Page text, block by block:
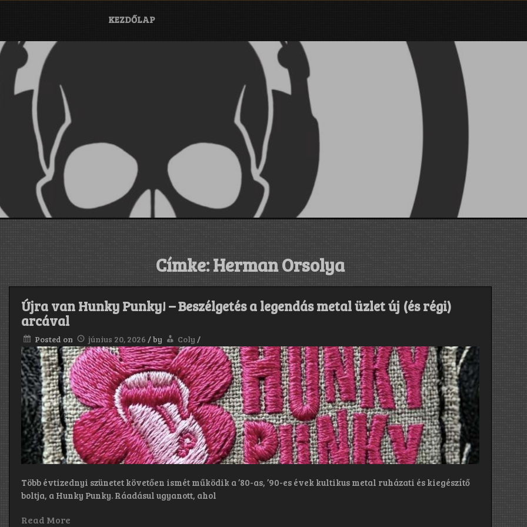
KEZDŐLAP
Címke:Herman Orsolya
Újra van Hunky Punky! – Beszélgetés a legendás metal üzlet új (és régi)
arcával
Posted on június 20, 2026 /by Coly /
Több évtizednyi szünetet követően ismét működik a ’80-as, ’90-es évek kultikus metal ruházati és kiegészítő
boltja, a Hunky Punky. Ráadásul ugyanott, ahol
Read More